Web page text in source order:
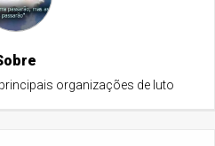
organizações de luto